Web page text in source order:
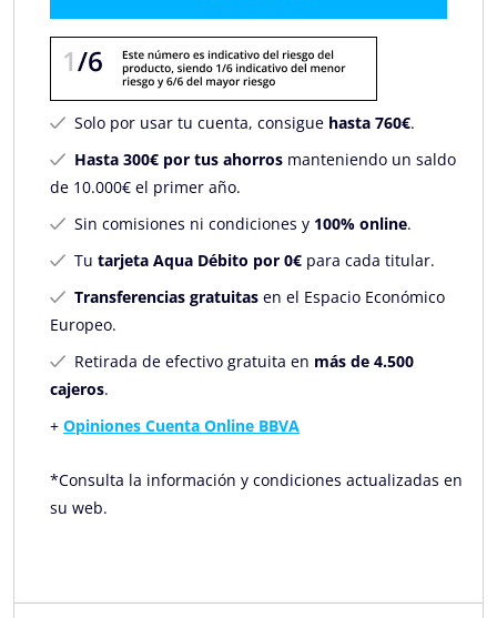
Solo por usar tu cuenta, consigue hasta 760€.
Hasta 300€ por tus ahorrosmanteniendo un saldo
de 10.000€ el primer año.
Sin comisiones ni condiciones y 100% online.
Tu tarjeta Aqua Débito por 0€para cada titular.
Transferencias gratuitasen el Espacio Económico
Europeo.
Retirada de efectivo gratuita en más de 4.500
cajeros.
+ Opiniones Cuenta Online BBVA
*Consulta la información y condiciones actualizadas en
su web.